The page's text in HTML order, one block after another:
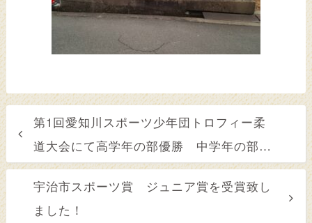
第1回愛知川スポーツ少年団トロフィー柔
道大会にて高学年の部優勝 中学年の部優
勝 低学年の部第3位！
宇治市スポーツ賞 ジュニア賞を受賞致し
ました！